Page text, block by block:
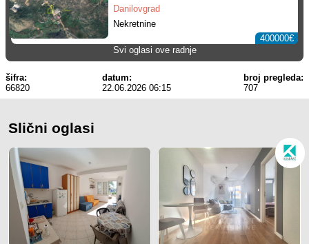
Danilovgrad
Nekretnine
400000€
Svi oglasi ove radnje
šifra:
66820
datum:
22.06.2026 06:15
broj pregleda:
707
Slični oglasi